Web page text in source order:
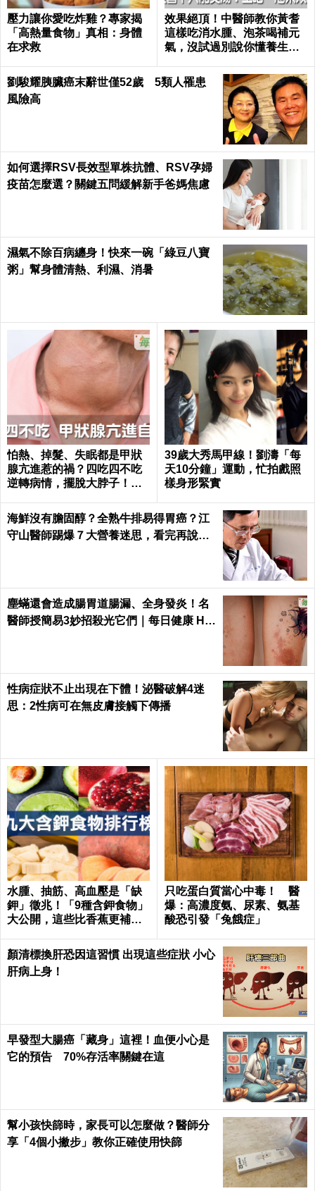
壓力讓你愛吃炸雞？專家揭
「高熱量食物」真相：身體
在求救
效果絕頂！中醫師教你黃耆
這樣吃消水腫、泡茶喝補元
氣，沒試過別說你懂養生｜
劉駿耀胰臟癌末辭世僅52歲 5類人罹患
風險高
如何選擇RSV長效型單株抗體、RSV孕婦
疫苗怎麼選？關鍵五問緩解新手爸媽焦慮
濕氣不除百病纏身！快來一碗「綠豆八寶
粥」幫身體清熱、利濕、消暑
怕熱、掉髮、失眠都是甲狀
腺亢進惹的禍？四吃四不吃
逆轉病情，擺脫大脖子！｜
39歲大秀馬甲線！劉濤「每
天10分鐘」運動，忙拍戲照
樣身形緊實
海鮮沒有膽固醇？全熟牛排易得胃癌？江
守山醫師踢爆７大營養迷思，看完再說你
塵蟎還會造成腸胃道腸漏、全身發炎！名
醫師授簡易3妙招殺光它們｜每日健康 He
性病症狀不止出現在下體！泌醫破解4迷
思：2性病可在無皮膚接觸下傳播
水腫、抽筋、高血壓是「缺
鉀」徵兆！「9種含鉀食物」
大公開，這些比香蕉更補鉀
只吃蛋白質當心中毒！ 醫
爆：高濃度氨、尿素、氨基
酸恐引發「兔餓症」
顏清標換肝恐因這習慣 出現這些症狀 小心
肝病上身！
早發型大腸癌「藏身」這裡！血便小心是
它的預告 70%存活率關鍵在這
幫小孩快篩時，家長可以怎麼做？醫師分
享「4個小撇步」教你正確使用快篩